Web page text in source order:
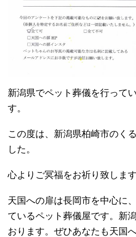
新潟県でペット葬儀を行って
す。
この度は、新潟県柏崎市のく
した。
心よりご冥福をお祈り致します
天国への扉は長岡市を中心に
ているペット葬儀屋です。新
おります。ぜひあなたも天国